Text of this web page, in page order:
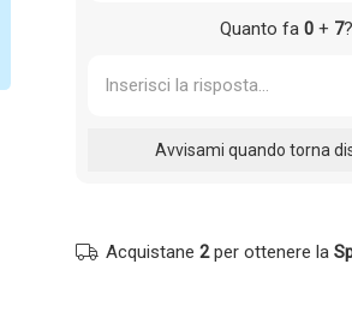
Quanto fa 0+ 7?
Acquistane 2per ottenere la